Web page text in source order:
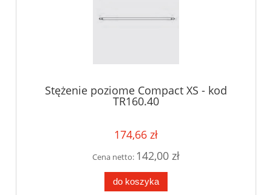
Stężenie poziome Compact XS - kod
TR160.40
174,66 zł
Cena netto: 142,00 zł
do koszyka